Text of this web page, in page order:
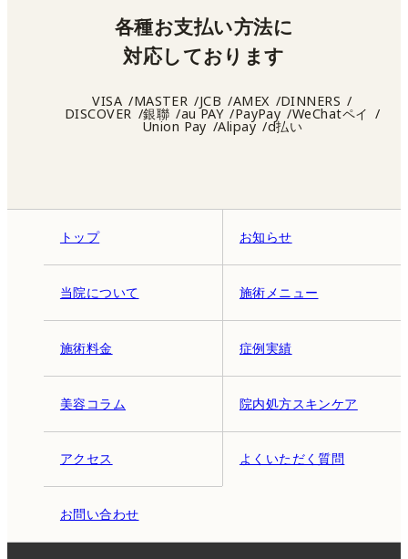
トップ お知らせ
当院について 施術メニュー
施術料金 症例実績
美容コラム 院内処方スキンケア
アクセス よくいただく質問
お問い合わせ
各種お支払い方法に
対応しております
VISA MASTER JCB AMEX DINNERS
DISCOVER 銀聯 au PAY PayPay WeChatペイ
Union Pay Alipay d払い